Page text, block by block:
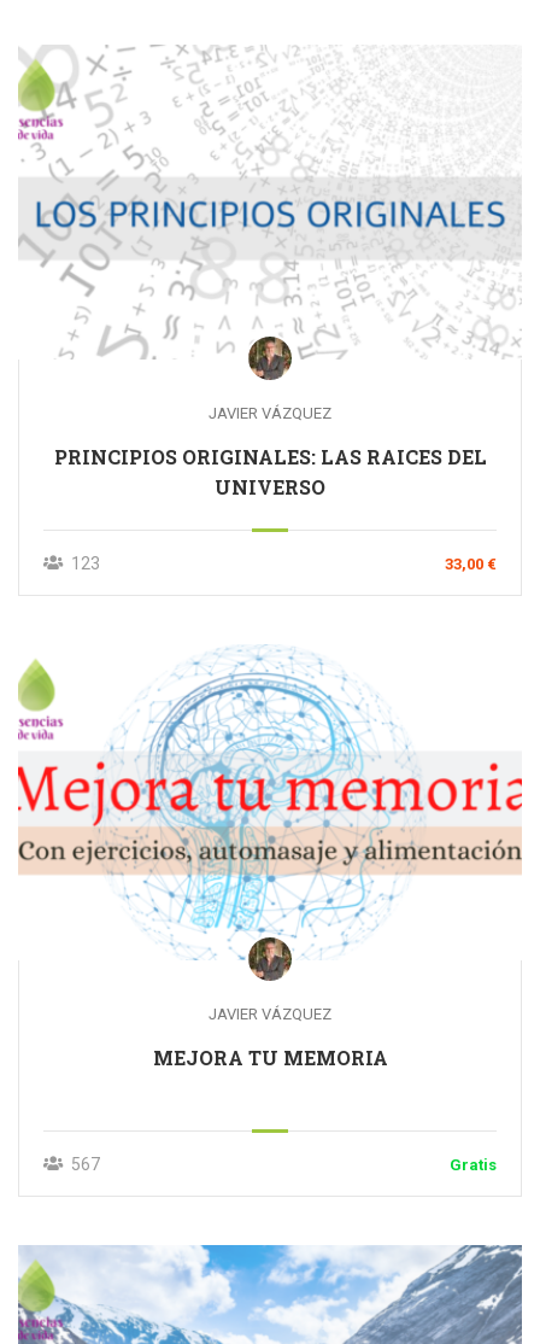
JAVIER VÁZQUEZ
PRINCIPIOS ORIGINALES: LAS RAICES DEL
UNIVERSO
123 33,00 €
JAVIER VÁZQUEZ
MEJORA TU MEMORIA
567 Gratis